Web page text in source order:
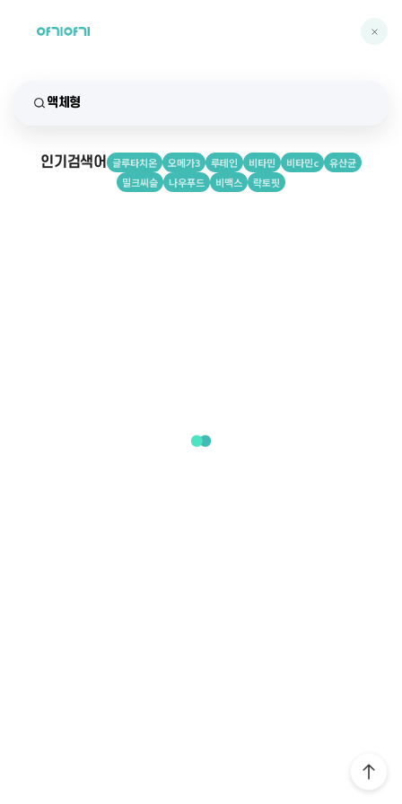
인기검색어 글루타치온 오메가3 루테인 비타민 비타민c
유산균
밀크씨슬
나우푸드 비맥스 락토핏